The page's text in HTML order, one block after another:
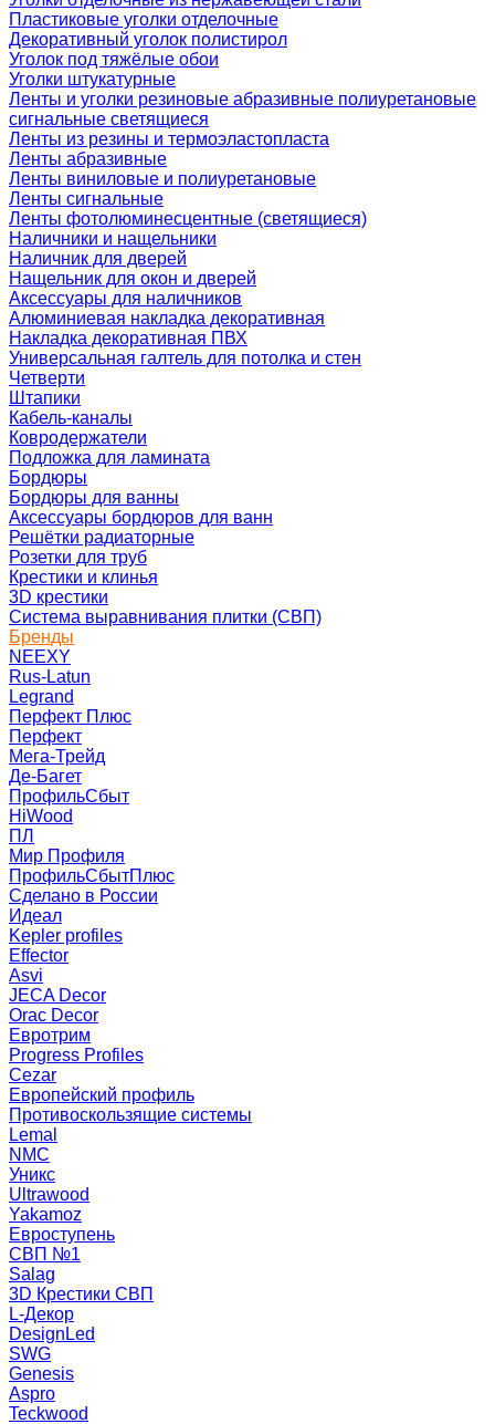
Пластиковые уголки отделочные
Декоративный уголок полистирол
Уголок под тяжёлые обои
Уголки штукатурные
Ленты и уголки резиновые абразивные полиуретановые
сигнальные светящиеся
Ленты из резины и термоэластопласта
Ленты абразивные
Ленты виниловые и полиуретановые
Ленты сигнальные
Ленты фотолюминесцентные (светящиеся)
Наличники и нащельники
Наличник для дверей
Нащельник для окон и дверей
Аксессуары для наличников
Алюминиевая накладка декоративная
Накладка декоративная ПВХ
Универсальная галтель для потолка и стен
Четверти
Штапики
Кабель-каналы
Ковродержатели
Подложка для ламината
Бордюры
Бордюры для ванны
Аксессуары бордюров для ванн
Решётки радиаторные
Розетки для труб
Крестики и клинья
3D крестики
Система выравнивания плитки (СВП)
Бренды
NEEXY
Rus-Latun
Legrand
Перфект Плюс
Перфект
Мега-Трейд
Де-Багет
ПрофильСбыт
HiWood
ПЛ
Мир Профиля
ПрофильСбытПлюс
Сделано в России
Идеал
Kepler profiles
Effector
Asvi
JECA Decor
Orac Decor
Евротрим
Progress Profiles
Cezar
Европейский профиль
Противоскользящие системы
Lemal
NMC
Уникс
Ultrawood
Yakamoz
Евроступень
СВП №1
Salag
3D Крестики СВП
L-Декор
DesignLed
SWG
Genesis
Aspro
Teckwood